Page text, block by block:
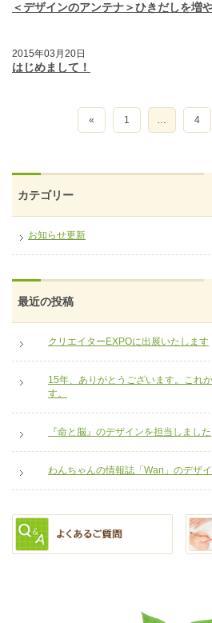
カテゴリー
お知らせ更新
最近の投稿
クリエイターEXPOに出展いたします
15年、ありがとうございます。これ
す。
『命と脳』のデザインを担当しました
わんちゃんの情報誌「Wan」のデザ
＜デザインのアンテナ＞ひきだしを増
2015年03月20日
はじめまして！
« 1 … 4